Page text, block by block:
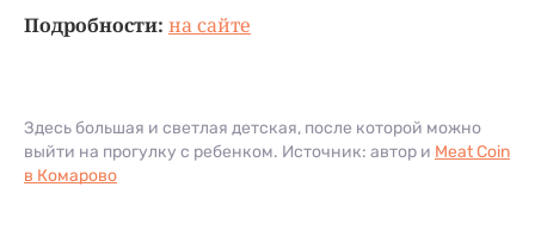
Подробности: на сайте
Здесь большая и светлая детская, после которой можно
выйти на прогулку с ребенком. Источник: автор и Meat Coin
в Комарово